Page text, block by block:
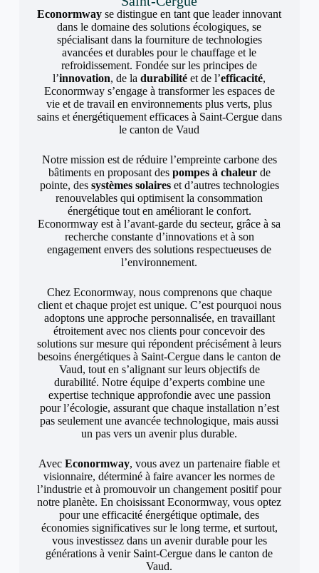
Econormway se distingue en tant que leader innovant
dans le domaine des solutions écologiques, se
spécialisant dans la fourniture de technologies
avancées et durables pour le chauffage et le
refroidissement. Fondée sur les principes de
l’innovation, de ladurabilité et de l’efficacité,
Econormway s’engage à transformer les espaces de
vie et de travail en environnements plus verts, plus
sains et énergétiquement efficaces à Saint-Cergue dans
le canton de Vaud
Notre mission est de réduire l’empreinte carbone des
bâtiments en proposant des pompes à chaleurde
pointe, des systèmes solaireset d’autres technologies
renouvelables qui optimisent la consommation
énergétique tout en améliorant le confort.
Econormway est à l’avant-garde du secteur, grâce à sa
recherche constante d’innovations et à son
engagement envers des solutions respectueuses de
l’environnement.
Chez Econormway, nous comprenons que chaque
client et chaque projet est unique. C’est pourquoi nous
adoptons une approche personnalisée, en travaillant
étroitement avec nos clients pour concevoir des
solutions sur mesure qui répondent précisément à leurs
besoins énergétiques à Saint-Cergue dans le canton de
Vaud, tout en s’alignant sur leurs objectifs de
durabilité. Notre équipe d’experts combine une
expertise technique approfondie avec une passion
pour l’écologie, assurant que chaque installation n’est
pas seulement une avancée technologique, mais aussi
un pas vers un avenir plus durable.
AvecEconormway, vous avez un partenaire fiable et
visionnaire, déterminé à faire avancer les normes de
l’industrie et à promouvoir un changement positif pour
notre planète. En choisissant Econormway, vous optez
pour une efficacité énergétique optimale, des
économies significatives sur le long terme, et surtout,
vous investissez dans un avenir durable pour les
générations à venir Saint-Cergue dans le canton de
Vaud.